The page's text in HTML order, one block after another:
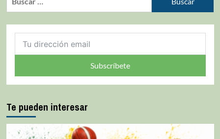
Subscríbete
Te pueden interesar